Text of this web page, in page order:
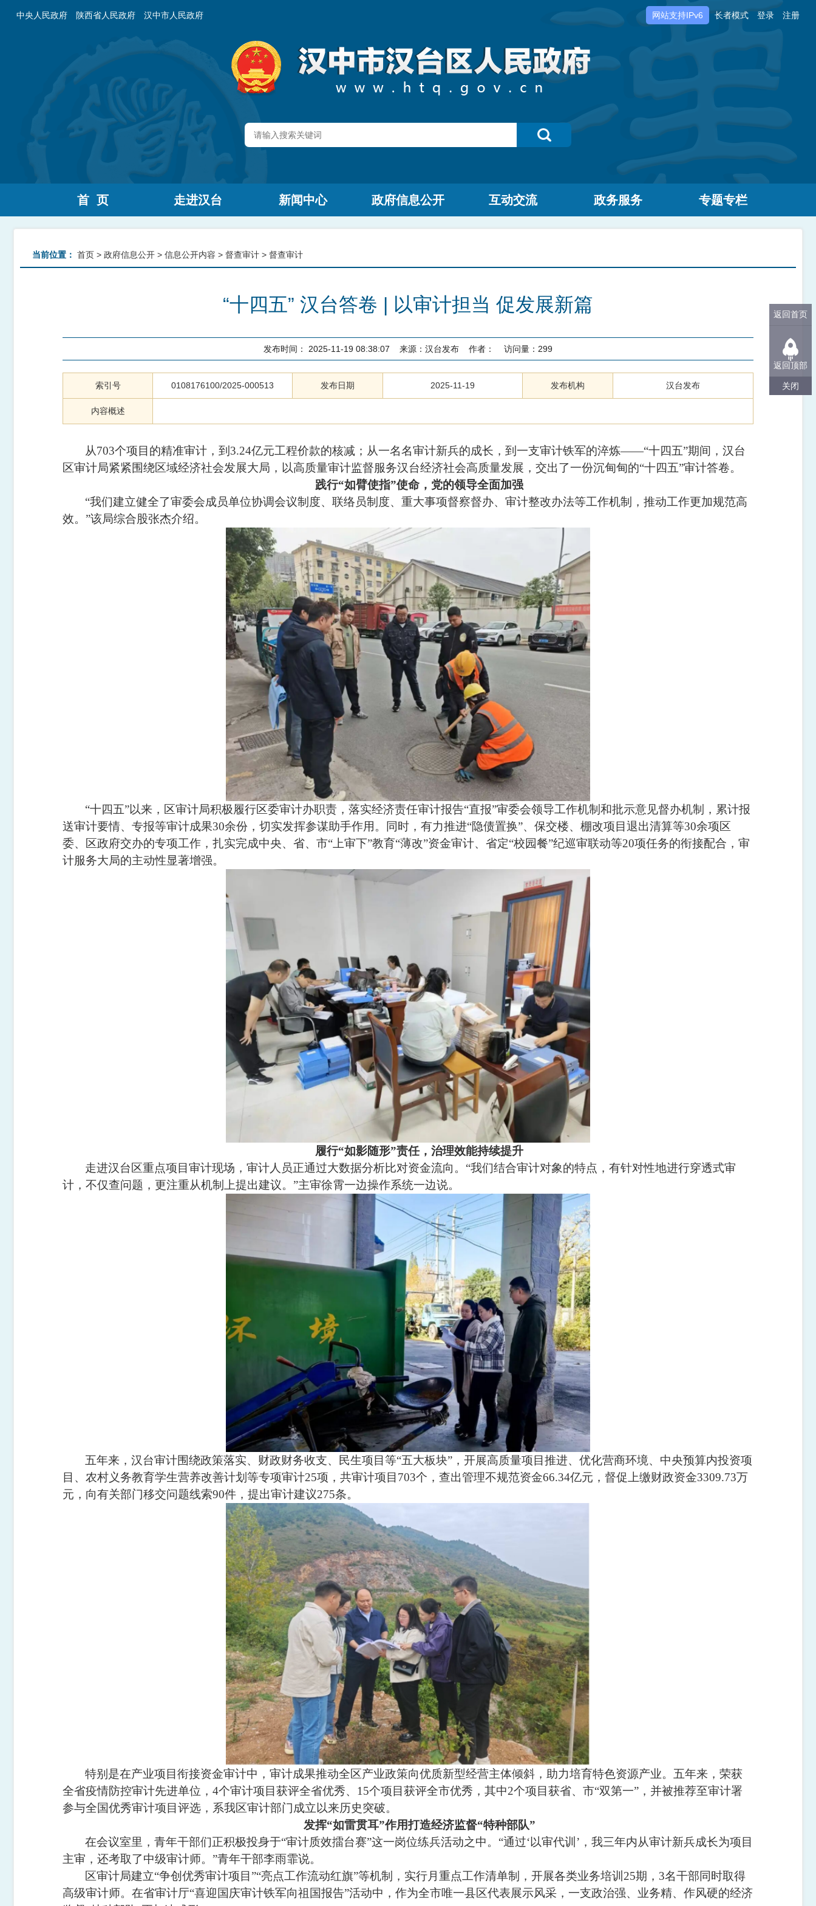
中央人民政府 陕西省人民政府 汉中市人民政府 网站支持IPv6 长者模式 登录 注册
首 页 走进汉台 新闻中心 政府信息公开 互动交流 政务服务 专题专栏
当前位置： 首页 > 政府信息公开 > 信息公开内容 > 督查审计 > 督查审计
“十四五” 汉台答卷 | 以审计担当 促发展新篇
发布时间： 2025-11-19 08:38:07 来源： 汉台发布 作者： 访问量： 299
索引号 0108176100/2025-000513 发布日期 2025-11-19 发布机构 汉台发布
内容概述
从703个项目的精准审计，到3.24亿元工程价款的核减；从一名名审计新兵的成长，到一支审计铁军的淬炼——“十四五”期间，汉台
区审计局紧紧围绕区域经济社会发展大局，以高质量审计监督服务汉台经济社会高质量发展，交出了一份沉甸甸的“十四五”审计答卷。
践行“如臂使指”使命，党的领导全面加强
“我们建立健全了审委会成员单位协调会议制度、联络员制度、重大事项督察督办、审计整改办法等工作机制，推动工作更加规范高
效。”该局综合股张杰介绍。
“十四五”以来，区审计局积极履行区委审计办职责，落实经济责任审计报告“直报”审委会领导工作机制和批示意见督办机制，累计报
送审计要情、专报等审计成果30余份，切实发挥参谋助手作用。同时，有力推进“隐债置换”、保交楼、棚改项目退出清算等30余项区
委、区政府交办的专项工作，扎实完成中央、省、市“上审下”教育“薄改”资金审计、省定“校园餐”纪巡审联动等20项任务的衔接配合，审
计服务大局的主动性显著增强。
履行“如影随形”责任，治理效能持续提升
走进汉台区重点项目审计现场，审计人员正通过大数据分析比对资金流向。 “我们结合审计对象的特点，有针对性地进行穿透式审
计，不仅查问题，更注重从机制上提出建议。”主审徐霄一边操作系统一边说。
五年来，汉台审计围绕政策落实、财政财务收支、民生项目等“五大板块”，开展高质量项目推进、优化营商环境、中央预算内投资项
目、农村义务教育学生营养改善计划等专项审计25项，共审计项目703个，查出管理不规范资金66.34亿元，督促上缴财政资金3309.73万
元，向有关部门移交问题线索90件，提出审计建议275条。
特别是在产业项目衔接资金审计中，审计成果推动全区产业政策向优质新型经营主体倾斜，助力培育特色资源产业。五年来，荣获
全省疫情防控审计先进单位， 4个审计项目获评全省优秀、15个项目获评全市优秀，其中2个项目获省、市“双第一”，并被推荐至审计署
参与全国优秀审计项目评选，系我区审计部门成立以来历史突破。
发挥“如雷贯耳”作用打造经济监督“特种部队”
在会议室里，青年干部们正积极投身于“审计质效擂台赛”这一岗位练兵活动之中。“通过‘以审代训’，我三年内从审计新兵成长为项目
主审，还考取了中级审计师。”青年干部李雨霏说。
区审计局建立“争创优秀审计项目”“亮点工作流动红旗”等机制，实行月重点工作清单制，开展各类业务培训25期，3名干部同时取得
高级审计师。在省审计厅“喜迎国庆审计铁军向祖国报告”活动中，作为全市唯一县区代表展示风采，一支政治强、业务精、作风硬的经济
返回首页
返回顶部
关闭